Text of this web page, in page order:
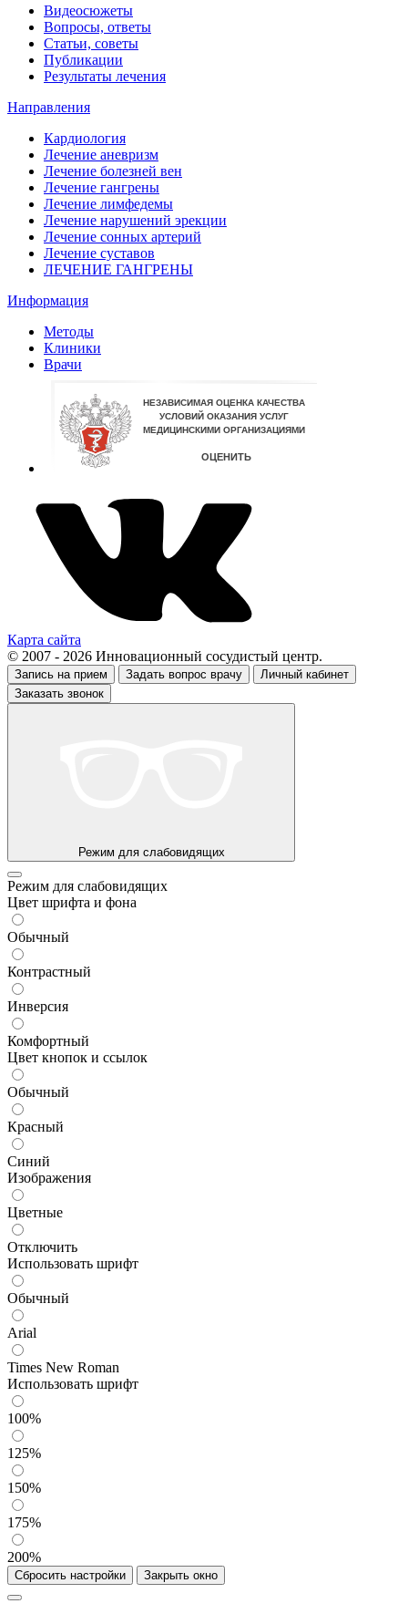
Видеосюжеты
Вопросы, ответы
Статьи, советы
Публикации
Результаты лечения
Направления
Кардиология
Лечение аневризм
Лечение болезней вен
Лечение гангрены
Лечение лимфедемы
Лечение нарушений эрекции
Лечение сонных артерий
Лечение суставов
ЛЕЧЕНИЕ ГАНГРЕНЫ
Информация
Методы
Клиники
Врачи
Карта сайта
© 2007 - 2026 Инновационный сосудистый центр.
Запись на прием Задать вопрос врачу
Личный кабинет
Заказать звонок
Режим для слабовидящих
Режим для слабовидящих
Цвет шрифта и фона
Обычный
Контрастный
Инверсия
Комфортный
Цвет кнопок и ссылок
Обычный
Красный
Синий
Изображения
Цветные
Отключить
Использовать шрифт
Обычный
Arial
Times New Roman
Использовать шрифт
100%
125%
150%
175%
200%
Сбросить настройки Закрыть окно